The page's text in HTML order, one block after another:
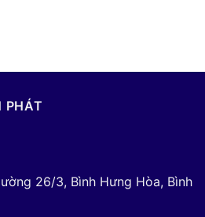
PHÁT
26/3, Bình Hưng Hòa, Bình